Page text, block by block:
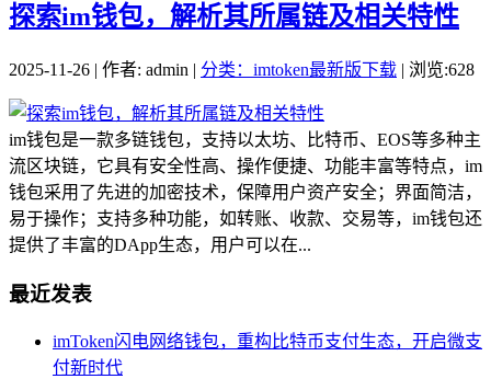
探索im钱包，解析其所属链及相关特性
2025-11-26 | 作者: admin | 分类：imtoken最新版下载 | 浏览:628
im钱包是一款多链钱包，支持以太坊、比特币、EOS等多种主
流区块链，它具有安全性高、操作便捷、功能丰富等特点，im
钱包采用了先进的加密技术，保障用户资产安全；界面简洁，
易于操作；支持多种功能，如转账、收款、交易等，im钱包还
提供了丰富的DApp生态，用户可以在...
最近发表
imToken闪电网络钱包，重构比特币支付生态，开启微支
付新时代